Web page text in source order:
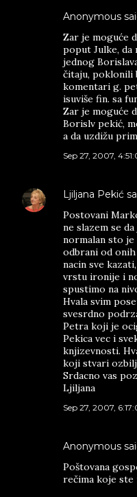
Anonymous
Zar je moguće
poput Julke, da
jednog
čitaju, poklonili
komentari g.
isuviše fin. sa
Zar je moguće
Borislv pekić,
a da uzdižu
Sep 27, 2007,
Ljiljana Pekić
Postovani
ne slazem se
normalan sto je
odbrani od
nacin sve
vrstu ironije i
spustimo na
Hvala svim
svesrdno
Petra koji je
Pekica vec i
knjizevnosti.
koji stvari
Srdacno vas
Ljiljana
Sep 27, 2007,
Anonymous
Poštovana
rečima koje ste